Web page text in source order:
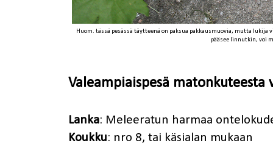
Huom. tässä pesässä täytteenä on paksua pakkausmuovia, mutta
pääsee linnutkin, voi
Valeampiaispesä matonkuteesta
Lanka: Meleeratun harmaa
Koukku: nro 8, tai käsialan mukaan